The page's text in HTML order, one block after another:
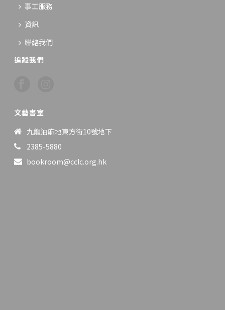
事工服務
資訊
聯絡我們
追蹤我們
文藝書室
九龍油麻地東方街10號地下
2385-5880
bookroom@cclc.org.hk